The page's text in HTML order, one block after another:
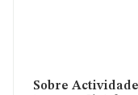
Sobre